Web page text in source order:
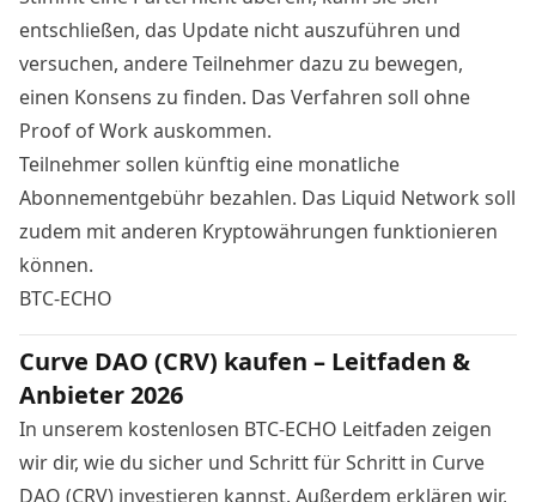
entschließen, das Update nicht auszuführen und
versuchen, andere Teilnehmer dazu zu bewegen,
einen Konsens zu finden. Das Verfahren soll ohne
Proof of Work auskommen.
Teilnehmer sollen künftig eine monatliche
Abonnementgebühr bezahlen. Das Liquid Network soll
zudem mit anderen Kryptowährungen funktionieren
können.
BTC-ECHO
Curve DAO (CRV) kaufen – Leitfaden &
Anbieter 2026
In unserem kostenlosen BTC-ECHO Leitfaden zeigen
wir dir, wie du sicher und Schritt für Schritt in Curve
DAO (CRV) investieren kannst. Außerdem erklären wir,